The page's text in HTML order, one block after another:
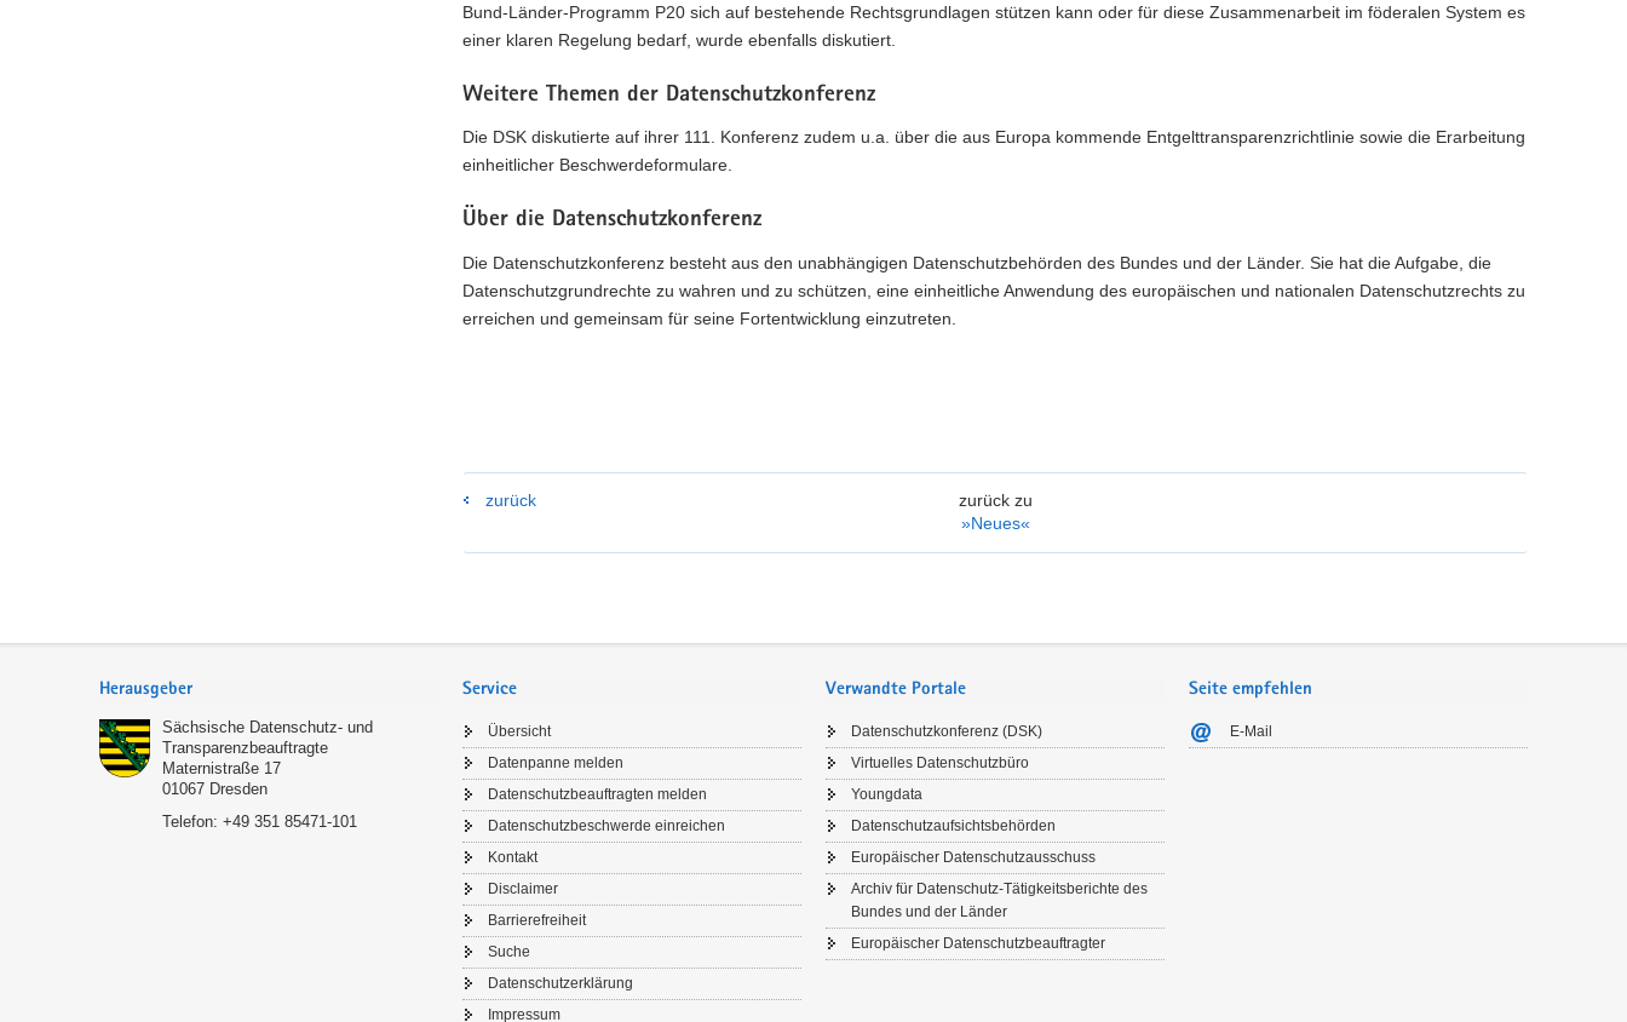
Bund-Länder-Programm P20 sich auf bestehende Rechtsgrundlagen stützen kann oder für diese Zusammenarbeit im föderalen System es
einer klaren Regelung bedarf, wurde ebenfalls diskutiert.
Weitere Themen der Datenschutzkonferenz
Die DSK diskutierte auf ihrer 111. Konferenz zudem u.a. über die aus Europa kommende Entgelttransparenzrichtlinie sowie die Erarbeitung
einheitlicher Beschwerdeformulare.
Über die Datenschutzkonferenz
Die Datenschutzkonferenz besteht aus den unabhängigen Datenschutzbehörden des Bundes und der Länder. Sie hat die Aufgabe, die
Datenschutzgrundrechte zu wahren und zu schützen, eine einheitliche Anwendung des europäischen und nationalen Datenschutzrechts zu
erreichen und gemeinsam für seine Fortentwicklung einzutreten.
zurück
zurück zu
»Neues«
Herausgeber
Sächsische Datenschutz- und
Transparenzbeauftragte
Maternistraße 17
01067 Dresden
Telefon: +49 351 85471-101
Service
Übersicht
Datenpanne melden
Datenschutzbeauftragten melden
Datenschutzbeschwerde einreichen
Kontakt
Disclaimer
Barrierefreiheit
Suche
Datenschutzerklärung
Impressum
Verwandte Portale
Datenschutzkonferenz (DSK)
Virtuelles Datenschutzbüro
Youngdata
Datenschutzaufsichtsbehörden
Europäischer Datenschutzausschuss
Archiv für Datenschutz-Tätigkeitsberichte des
Bundes und der Länder
Europäischer Datenschutzbeauftragter
Seite empfehlen
E-Mail